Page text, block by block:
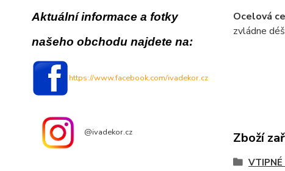
Aktuální informace a fotky
našeho obchodu najdete na:
https://www.facebook.com/ivadekor.cz
@ivadekor.cz
Ocelová
zvládne
Zboží
VTIPNÉ